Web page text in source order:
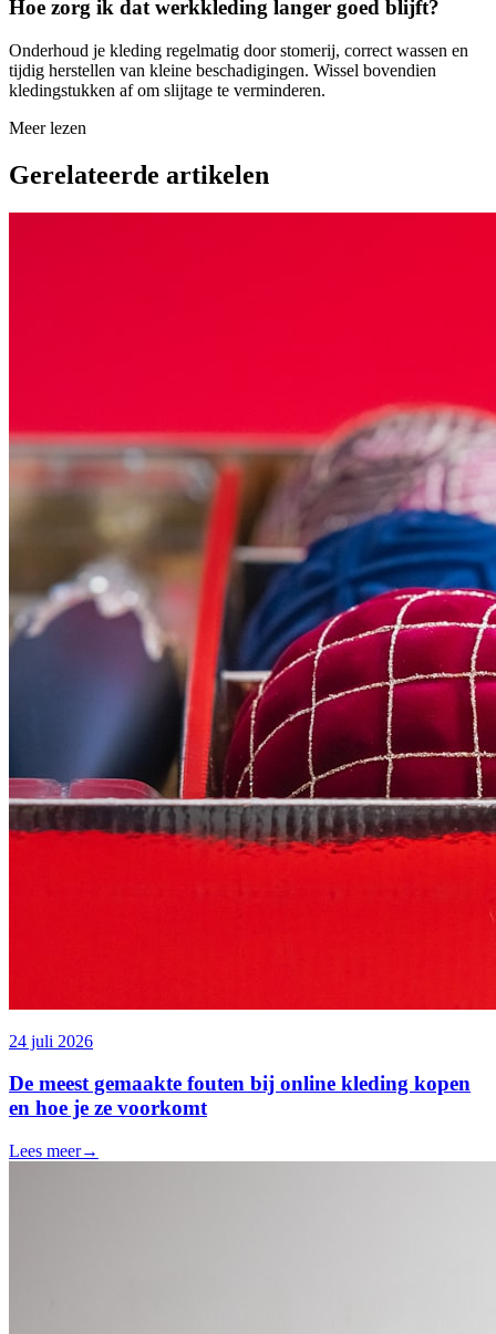
Hoe zorg ik dat werkkleding langer goed blijft?
Onderhoud je kleding regelmatig door stomerij, correct wassen en
tijdig herstellen van kleine beschadigingen. Wissel bovendien
kledingstukken af om slijtage te verminderen.
Meer lezen
Gerelateerde artikelen
24 juli 2026
De meest gemaakte fouten bij online kleding kopen
en hoe je ze voorkomt
Lees meer→